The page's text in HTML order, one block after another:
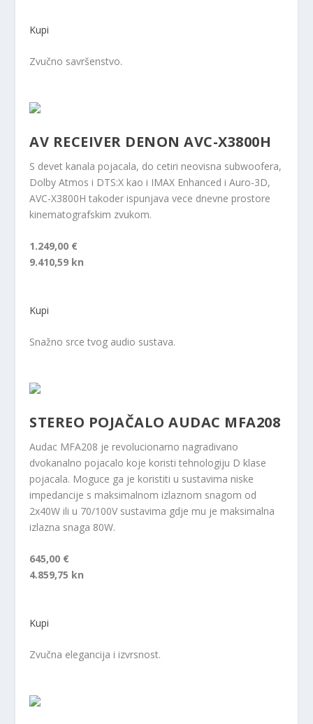
Kupi
Zvučno savršenstvo.
AV RECEIVER DENON AVC-X3800H
S devet kanala pojacala, do cetiri neovisna subwoofera,
Dolby Atmos i DTS:X kao i IMAX Enhanced i Auro-3D,
AVC-X3800H takoder ispunjava vece dnevne prostore
kinematografskim zvukom.
1.249,00 €
9.410,59 kn
Kupi
Snažno srce tvog audio sustava.
STEREO POJAČALO AUDAC MFA208
Audac MFA208 je revolucionarno nagradivano
dvokanalno pojacalo koje koristi tehnologiju D klase
pojacala. Moguce ga je koristiti u sustavima niske
impedancije s maksimalnom izlaznom snagom od
2x40W ili u 70/100V sustavima gdje mu je maksimalna
izlazna snaga 80W.
645,00 €
4.859,75 kn
Kupi
Zvučna elegancija i izvrsnost.